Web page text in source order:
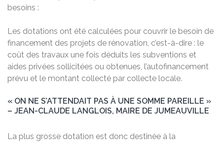
besoins :
Les dotations ont été calculées pour couvrir le besoin de
financement des projets de rénovation, c’est-à-dire : le
coût des travaux une fois déduits les subventions et
aides privées sollicitées ou obtenues, l’autofinancement
prévu et le montant collecté par collecte locale.
« ON NE S’ATTENDAIT PAS À UNE SOMME PAREILLE »
– JEAN-CLAUDE LANGLOIS, MAIRE DE JUMEAUVILLE
La plus grosse dotation est donc destinée à la